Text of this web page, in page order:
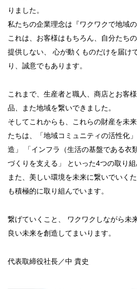
りました。
私たちの企業理念は『ワクワクで地域の
これは、お客様はもちろん、自分たち
提供しない、
心が動くものだけを届け
り、誠意でもあります。
これまで、生産者と職人、商店とお客様
品、また地域を繋いできました。
そしてこれからも、これらの財産を未
たちは、「地域コミュニティの活性化
造」
「インフラ（生活の基盤である衣
づくりを支える」
といった4つの取り組
また、美しい環境を未来に繋いでいくた
も積極的に取り組んでいます。
繋げていくこと、 ワクワクしながら未
良い未来を創造してまいります。
代表取締役社長／中 貴史